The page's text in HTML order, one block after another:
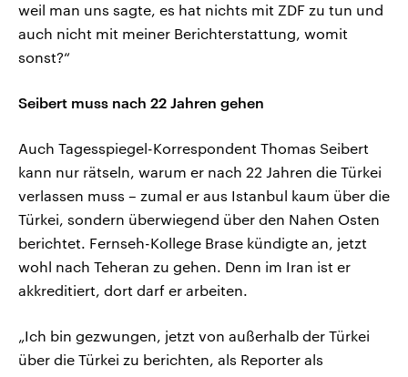
weil man uns sagte, es hat nichts mit ZDF zu tun und
auch nicht mit meiner Berichterstattung, womit
sonst?“
Seibert muss nach 22 Jahren gehen
Auch Tagesspiegel-Korrespondent Thomas Seibert
kann nur rätseln, warum er nach 22 Jahren die Türkei
verlassen muss – zumal er aus Istanbul kaum über die
Türkei, sondern überwiegend über den Nahen Osten
berichtet. Fernseh-Kollege Brase kündigte an, jetzt
wohl nach Teheran zu gehen. Denn im Iran ist er
akkreditiert, dort darf er arbeiten.
„Ich bin gezwungen, jetzt von außerhalb der Türkei
über die Türkei zu berichten, als Reporter als